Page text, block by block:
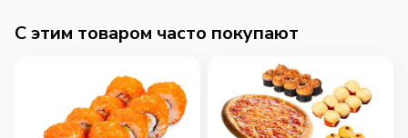
C этим товаром часто покупают